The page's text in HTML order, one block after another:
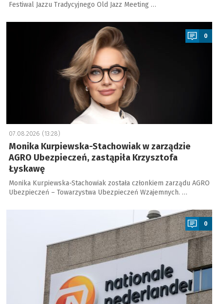
Festiwal Jazzu Tradycyjnego Old Jazz Meeting …
a
0
07.08.2026 (13:28)
Monika Kurpiewska-Stachowiak w zarządzie
AGRO Ubezpieczeń, zastąpiła Krzysztofa
Łyskawę
Monika Kurpiewska-Stachowiak została członkiem zarządu AGRO
Ubezpieczeń – Towarzystwa Ubezpieczeń Wzajemnych. …
0